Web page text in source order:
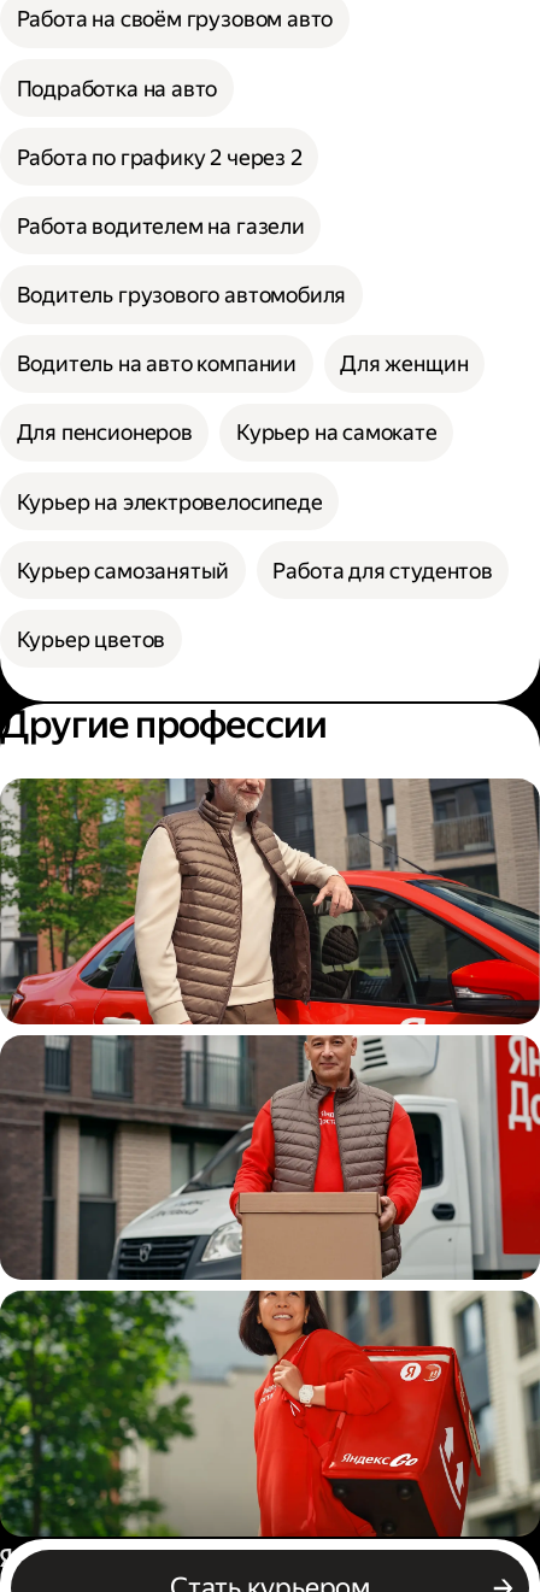
Работа на своём грузовом авто
Подработка на авто
Работа по графику 2 через 2
Работа водителем на газели
Водитель грузового автомобиля
Водитель на авто компании Для женщин
Для пенсионеров Курьер на самокате
Курьер на электровелосипеде
Курьер самозанятый Работа для студентов
Курьер цветов
Другие профессии
Автокурьер
Водитель
грузовой машины
Пеший курьер Россия